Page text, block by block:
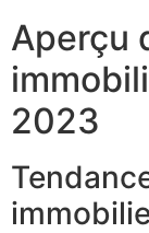
Aperçu
2023